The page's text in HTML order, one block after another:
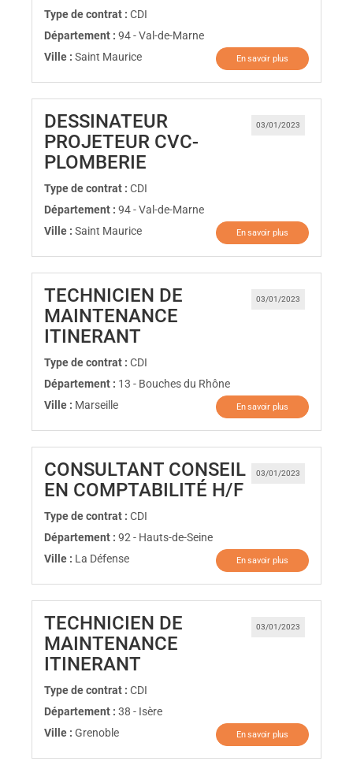
Type de contrat : CDI
Département : 94 - Val-de-Marne
Ville : Saint Maurice En savoir plus
03/01/2023
DESSINATEUR
PROJETEUR CVC-
PLOMBERIE
Type de contrat : CDI
Département : 94 - Val-de-Marne
Ville : Saint Maurice En savoir plus
03/01/2023
TECHNICIEN DE
MAINTENANCE
ITINERANT
Type de contrat : CDI
Département : 13 - Bouches du Rhône
Ville : Marseille En savoir plus
03/01/2023
CONSULTANT CONSEIL
EN COMPTABILITÉ H/F(Nouvelle
Type de contrat : CDI
Département : 92 - Hauts-de-Seine
Ville : La Défense En savoir plus
03/01/2023
TECHNICIEN DE
MAINTENANCE
ITINERANT
Type de contrat : CDI
Département : 38 - Isère
Ville : Grenoble En savoir plus